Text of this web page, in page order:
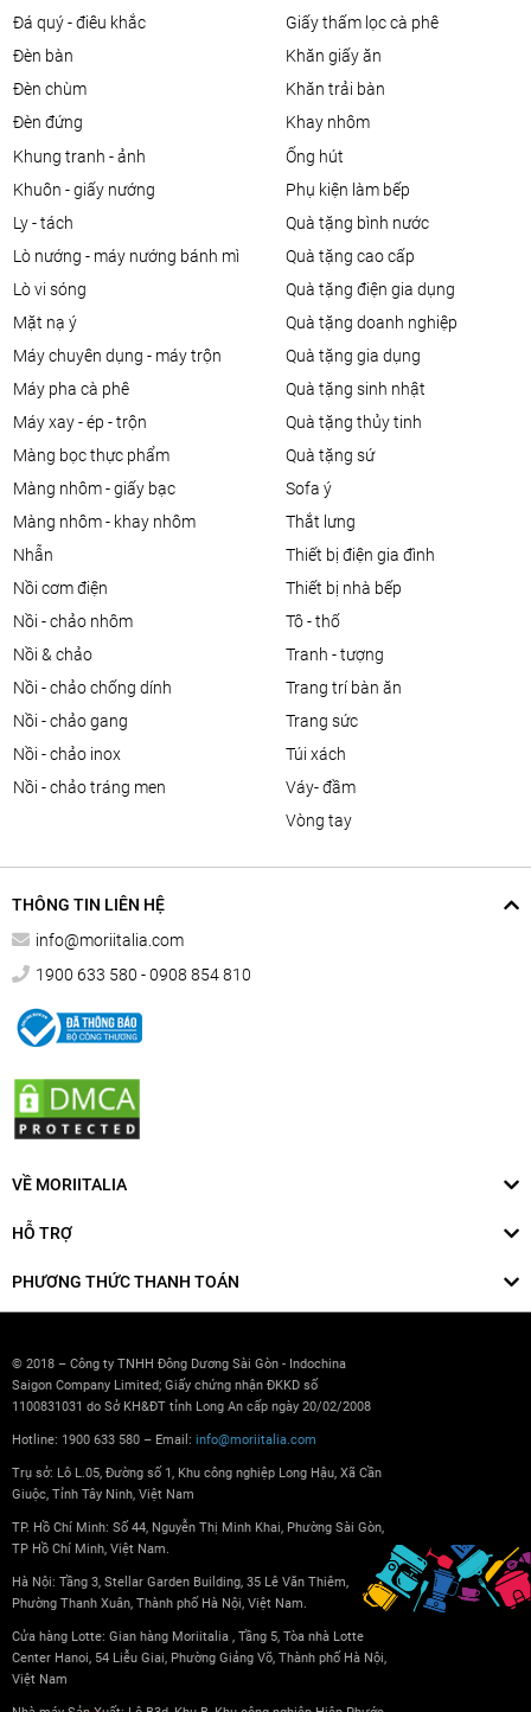
đá quý - điêu khắc
đèn bàn
đèn chùm
đèn đứng
giấy thấm lọc cà phê
khăn giấy ăn
khăn trải bàn
khay nhôm
khung tranh - ảnh
khuôn - giấy nướng
ly - tách
lò nướng - máy nướng bánh mì
lò vi sóng
mặt nạ ý
máy chuyên dụng - máy trộn
máy pha cà phê
máy xay - ép - trộn
màng bọc thực phẩm
màng nhôm - giấy bạc
màng nhôm - khay nhôm
nhẫn
nồi cơm điện
nồi - chảo nhôm
nồi & chảo
nồi - chảo chống dính
nồi - chảo gang
nồi - chảo inox
nồi - chảo tráng men
ống hút
phụ kiện làm bếp
quà tặng bình nước
quà tặng cao cấp
quà tặng điện gia dụng
quà tặng doanh nghiệp
quà tặng gia dụng
quà tặng sinh nhật
quà tặng thủy tinh
quà tặng sứ
sofa ý
thắt lưng
thiết bị điện gia đình
thiết bị nhà bếp
tô - thố
tranh - tượng
trang trí bàn ăn
trang sức
túi xách
váy- đầm
vòng tay
THÔNG TIN LIÊN HỆ
info@moriitalia.com
1900 633 580 - 0908 854 810
VỀ MORIITALIA
HỖ TRỢ
PHƯƠNG THỨC THANH TOÁN
© 2018 – Công ty TNHH Đông Dương Sài Gòn - Indochina
Saigon Company Limited; Giấy chứng nhận ĐKKD số
1100831031 do Sở KH&ĐT tỉnh Long An cấp ngày 20/02/2008
Hotline: 1900 633 580 – Email: info@moriitalia.com
Trụ sở: Lô L.05, Đường số 1, Khu công nghiệp Long Hậu, Xã Cần
Giuộc, Tỉnh Tây Ninh, Việt Nam
TP. Hồ Chí Minh: Số 44, Nguyễn Thị Minh Khai, Phường Sài Gòn,
TP Hồ Chí Minh, Việt Nam.
Hà Nội: Tầng 3, Stellar Garden Building, 35 Lê Văn Thiêm,
Phường Thanh Xuân, Thành phố Hà Nội, Việt Nam.
Cửa hàng Lotte: Gian hàng Moriitalia , Tầng 5, Tòa nhà Lotte
Center Hanoi, 54 Liễu Giai, Phường Giảng Võ, Thành phố Hà Nội,
Việt Nam